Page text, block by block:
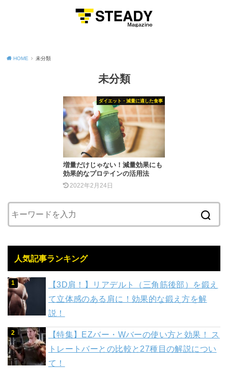
HOME 未分類
未分類
ダイエット・減量に適した食事
増量だけじゃない！減量効果にも
効果的なプロテインの活用法
2022年2月24日
人気記事ランキング
【3D肩！】リアデルト（三角筋後部）を鍛え
て立体感のある肩に！効果的な鍛え方を解
説！
【特集】EZバー・Wバーの使い方と効果！ ス
トレートバーとの比較と27種目の解説につい
て！